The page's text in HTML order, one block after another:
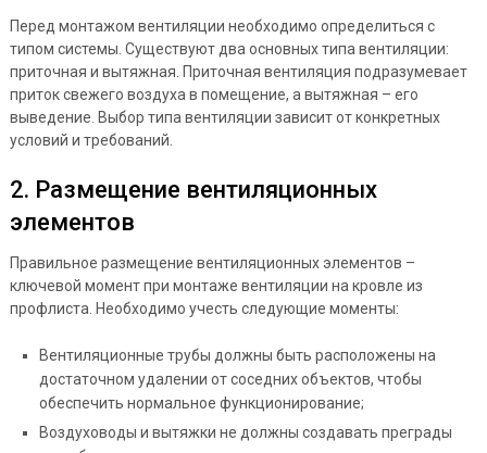
Перед монтажом вентиляции необходимо определиться с
типом системы. Существуют два основных типа вентиляции:
приточная и вытяжная. Приточная вентиляция подразумевает
приток свежего воздуха в помещение, а вытяжная – его
выведение. Выбор типа вентиляции зависит от конкретных
условий и требований.
2. Размещение вентиляционных
элементов
Правильное размещение вентиляционных элементов –
ключевой момент при монтаже вентиляции на кровле из
профлиста. Необходимо учесть следующие моменты:
Вентиляционные трубы должны быть расположены на
достаточном удалении от соседних объектов, чтобы
обеспечить нормальное функционирование;
Воздуховоды и вытяжки не должны создавать преграды